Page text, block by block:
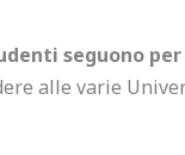
seguono
alle varie